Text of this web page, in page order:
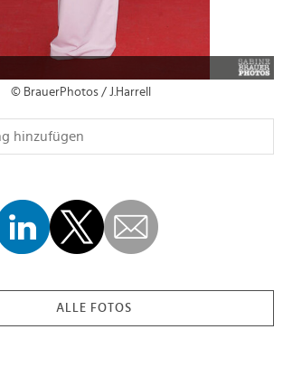
© BrauerPhotos / J.Harrell
ALLE FOTOS